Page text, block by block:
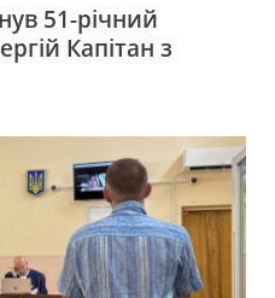
51-річний
Капітан з